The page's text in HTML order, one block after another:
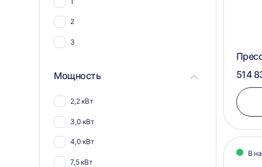
2
3
Мощность
2,2 кВт
3,0 кВт
4,0 кВт
7,5 кВт
514
В